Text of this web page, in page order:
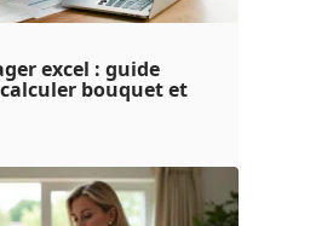
excel : guide
bouquet et